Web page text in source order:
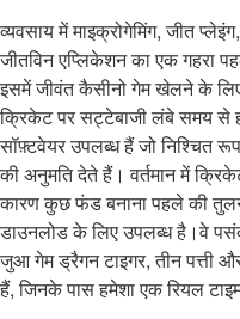
व्यवसाय में माइक्रोगेमिंग, जीत
जीतविन एप्लिकेशन का एक गहरा
इसमें जीवंत कैसीनो गेम खेलने के
क्रिकेट पर सट्टेबाजी लंबे समय से
सॉफ़्टवेयर उपलब्ध हैं जो निश्चित
की अनुमति देते हैं। वर्तमान में
कारण कुछ फंड बनाना पहले की
डाउनलोड के लिए उपलब्ध है।वे
जुआ गेम ड्रैगन टाइगर, तीन पत्ती
हैं, जिनके पास हमेशा एक रियल